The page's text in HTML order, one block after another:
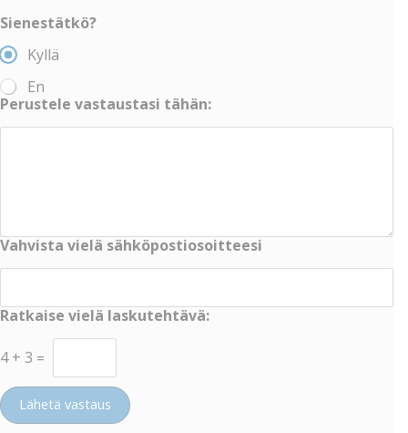
Sienestätkö?
Kyllä
En
Perustele vastaustasi tähän:
Vahvista vielä sähköpostiosoitteesi
Ratkaise vielä laskutehtävä:
4 + 3 =
Lähetä vastaus